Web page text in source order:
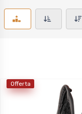
Offerta